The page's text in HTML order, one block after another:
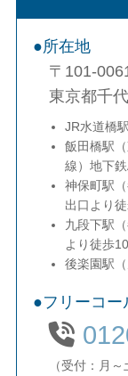
所在地
〒101-
東京都千
JR水道橋
飯田橋駅
線）地下
神保町駅
出口より
九段下駅
より徒歩
後楽園駅
フリーコー
（受付：月